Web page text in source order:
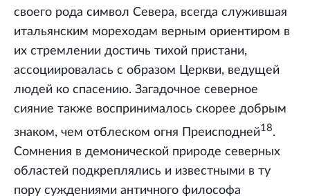
своего рода символ Севера, всегда служившая
итальянским мореходам верным ориентиром в
их стремлении достичь тихой пристани,
ассоциировалась с образом Церкви, ведущей
людей ко спасению. Загадочное северное
сияние также воспринималось скорее добрым
знаком, чем отблеском огня Преисподней18.
Сомнения в демонической природе северных
областей подкреплялись и известными в ту
пору суждениями античного философа